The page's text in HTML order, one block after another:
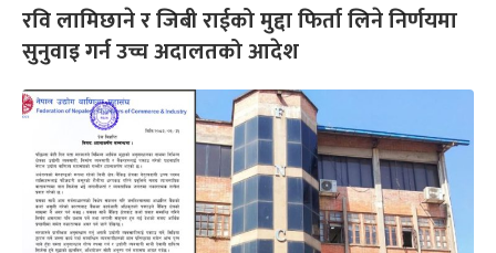
रवि लामिछाने र जिबी राईको मुद्दा फिर्ता लिने निर्णयमा
सुनुवाइ गर्न उच्च अदालतको आदेश